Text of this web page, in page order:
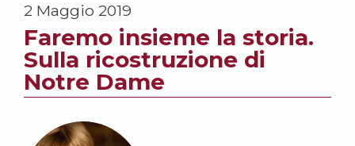
2 Maggio 2019
Faremo insieme la storia.
Sulla ricostruzione di
Notre Dame